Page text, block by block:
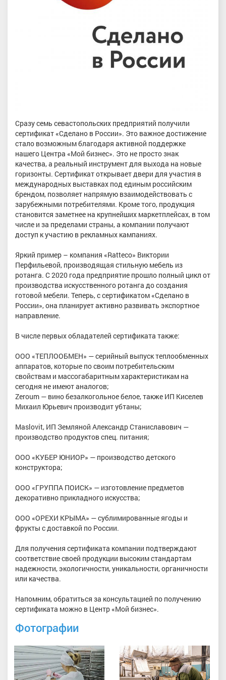
Сразу семь севастопольских предприятий получили
сертификат «Сделано в России». Это важное достижение
стало возможным благодаря активной поддержке
нашего Центра «Мой бизнес». Это не просто знак
качества, а реальный инструмент для выхода на новые
горизонты. Сертификат открывает двери для участия в
международных выставках под единым российским
брендом, позволяет напрямую взаимодействовать с
зарубежными потребителями. Кроме того, продукция
становится заметнее на крупнейших маркетплейсах, в том
числе и за пределами страны, а компании получают
доступ к участию в рекламных кампаниях.
Яркий пример – компания «Ratteco» Виктории
Перфильевой, производящая стильную мебель из
ротанга. С 2020 года предприятие прошло полный цикл от
производства искусственного ротанга до создания
готовой мебели. Теперь, с сертификатом «Сделано в
России», она планирует активно развивать экспортное
направление.
В числе первых обладателей сертификата также:
ООО «ТЕПЛООБМЕН» — серийный выпуск теплообменных
аппаратов, которые по своим потребительским
свойствам и массогабаритным характеристикам на
сегодня не имеют аналогов;
Zeroum — вино безалкогольное белое, также ИП Киселев
Михаил Юрьевич производит убтаны;
Maslovit, ИП Земляной Александр Станиславович —
производство продуктов спец. питания;
ООО «КУБЕР ЮНИОР» — производство детского
конструктора;
ООО «ГРУППА ПОИСК» — изготовление предметов
декоративно прикладного искусства;
ООО «ОРЕХИ КРЫМА» — сублимированные ягоды и
фрукты с доставкой по России.
Для получения сертификата компании подтверждают
соответствие своей продукции высоким стандартам
надежности, экологичности, уникальности, органичности
или качества.
Напомним, обратиться за консультацией по получению
сертификата можно в Центр «Мой бизнес».
Фотографии